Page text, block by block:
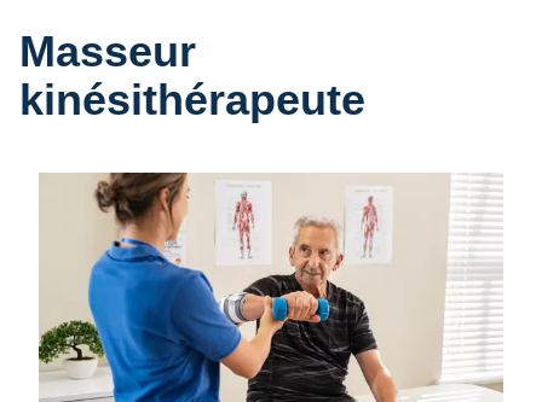
Masseur
kinésithérapeute